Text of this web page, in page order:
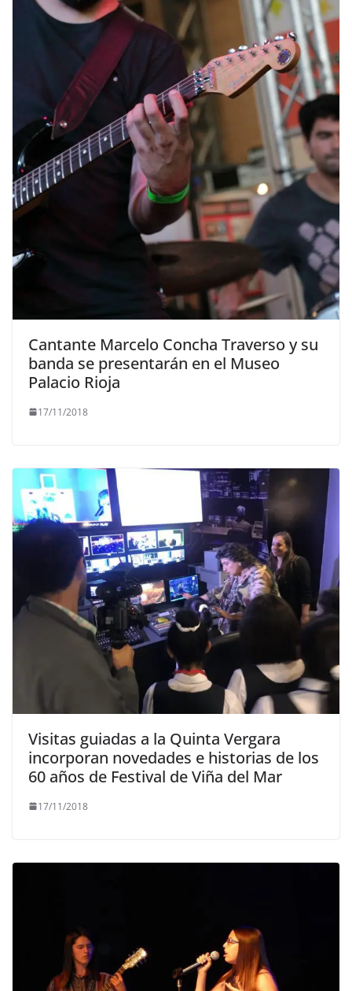
Cantante Marcelo Concha Traverso y su
banda se presentarán en el Museo
Palacio Rioja
17/11/2018
Visitas guiadas a la Quinta Vergara
incorporan novedades e historias de los
60 años de Festival de Viña del Mar
17/11/2018